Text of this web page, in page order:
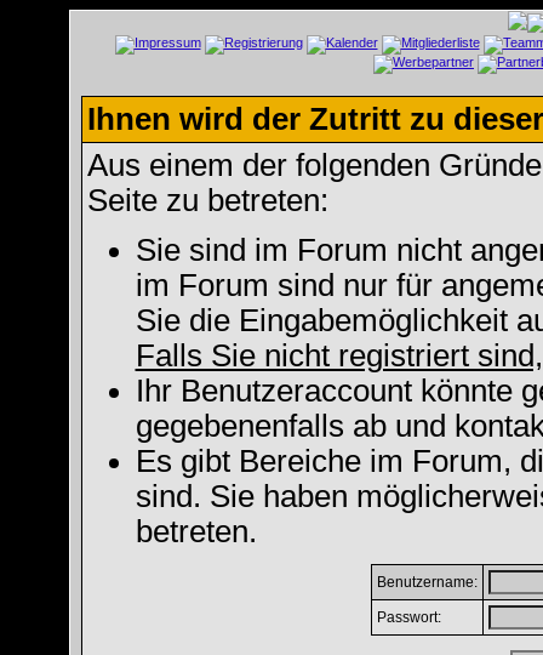
Ihnen wird der Zutritt zu
Aus einem der folgenden
Seite zu betreten:
Sie sind im Forum nicht
im Forum sind nur für
Sie die Eingabemöglichkeit
Falls Sie nicht registriert
Ihr Benutzeraccount könnte
gegebenenfalls ab und
Es gibt Bereiche im Forum,
sind. Sie haben
betreten.
Benutzername:
Passwort: